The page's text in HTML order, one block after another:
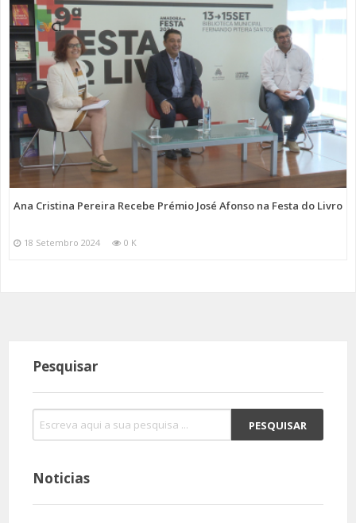
Ana Cristina Pereira Recebe Prémio José Afonso na Festa do Livro
18 Setembro 2024 0 K
Pesquisar
Noticias